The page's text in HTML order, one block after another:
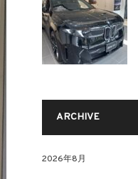
ARCHIVE
2026年8月